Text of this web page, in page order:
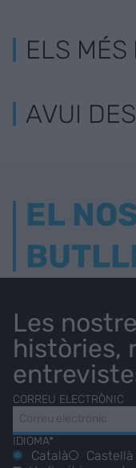
ELS MÉS
AVUI
EL
Les
històries,
CORREU ELECTRÒNIC
IDIOMA*
Català
Castellà